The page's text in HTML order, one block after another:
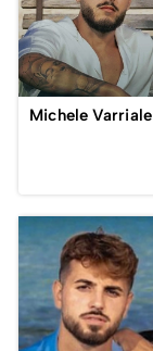
Michele Varriale